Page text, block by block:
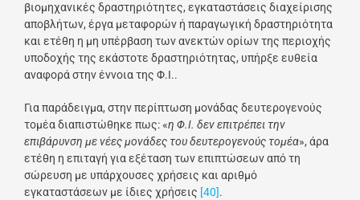
βιομηχανικές δραστηριότητες, εγκαταστάσεις διαχείρισης
αποβλήτων, έργα μεταφορών ή παραγωγική δραστηριότητα
και ετέθη η μη υπέρβαση των ανεκτών ορίων της περιοχής
υποδοχής της εκάστοτε δραστηριότητας, υπήρξε ευθεία
αναφορά στην έννοια της Φ.Ι..
Για παράδειγμα, στην περίπτωση μονάδας δευτερογενούς
τομέα διαπιστώθηκε πως: «η Φ.Ι. δεν επιτρέπει την
επιβάρυνση με νέες μονάδες του δευτερογενούς τομέα», άρα
ετέθη η επιταγή για εξέταση των επιπτώσεων από τη
σώρευση με υπάρχουσες χρήσεις και αριθμό
εγκαταστάσεων με ίδιες χρήσεις [40].